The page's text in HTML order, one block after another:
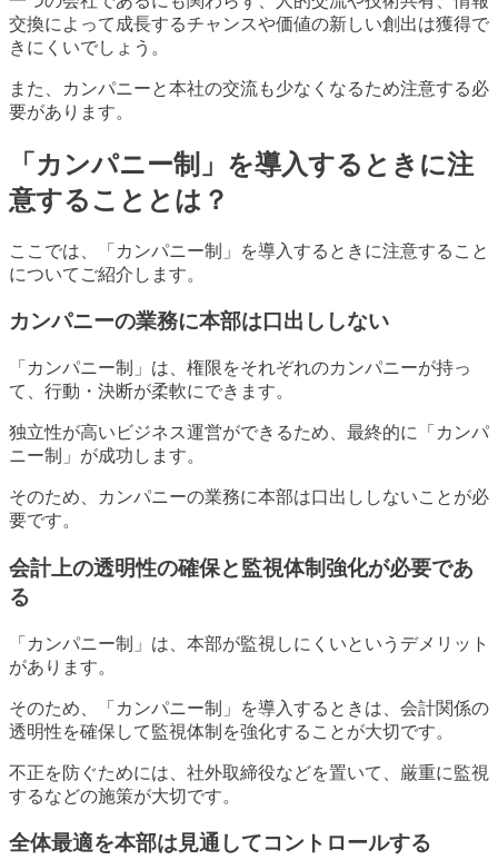
交換によって成長するチャンスや価値の新しい創出は獲得で
きにくいでしょう。
また、カンパニーと本社の交流も少なくなるため注意する必
要があります。
「カンパニー制」を導入するときに注
意することとは？
ここでは、「カンパニー制」を導入するときに注意すること
についてご紹介します。
カンパニーの業務に本部は口出ししない
「カンパニー制」は、権限をそれぞれのカンパニーが持っ
て、行動・決断が柔軟にできます。
独立性が高いビジネス運営ができるため、最終的に「カンパ
ニー制」が成功します。
そのため、カンパニーの業務に本部は口出ししないことが必
要です。
会計上の透明性の確保と監視体制強化が必要であ
る
「カンパニー制」は、本部が監視しにくいというデメリット
があります。
そのため、「カンパニー制」を導入するときは、会計関係の
透明性を確保して監視体制を強化することが大切です。
不正を防ぐためには、社外取締役などを置いて、厳重に監視
するなどの施策が大切です。
全体最適を本部は見通してコントロールする